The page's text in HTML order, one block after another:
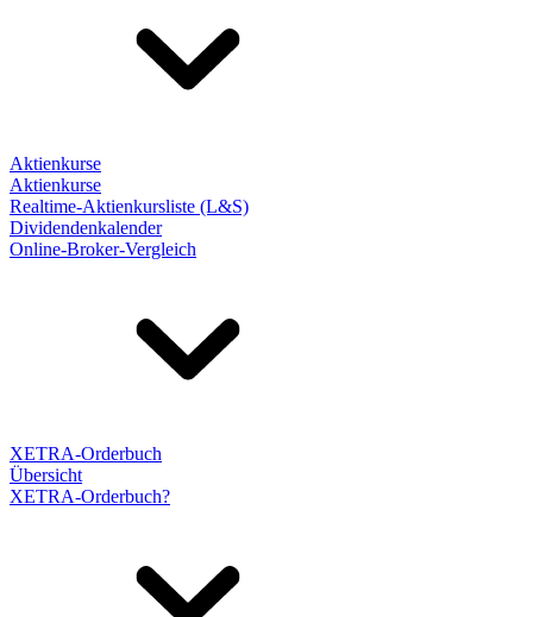
Aktienkurse
Aktienkurse
Realtime-Aktienkursliste (L&S)
Dividendenkalender
Online-Broker-Vergleich
XETRA-Orderbuch
Übersicht
XETRA-Orderbuch?